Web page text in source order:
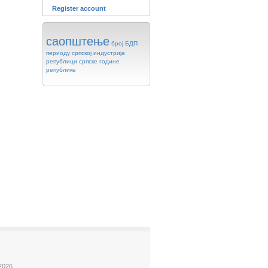
Register account
саопштење број БДП
периоду српској индустрија
републици српске године
републике